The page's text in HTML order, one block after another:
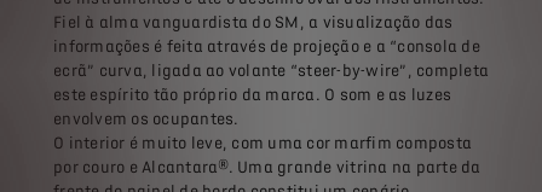
Fiel à alma vanguardista do SM, a visualização das
informações é feita através de projeção e a “consola de
ecrã” curva, ligada ao volante “steer-by-wire”, completa
este espírito tão próprio da marca. O som e as luzes
envolvem os ocupantes.
O interior é muito leve, com uma cor marfim composta
por couro e Alcantara®. Uma grande vitrina na parte da